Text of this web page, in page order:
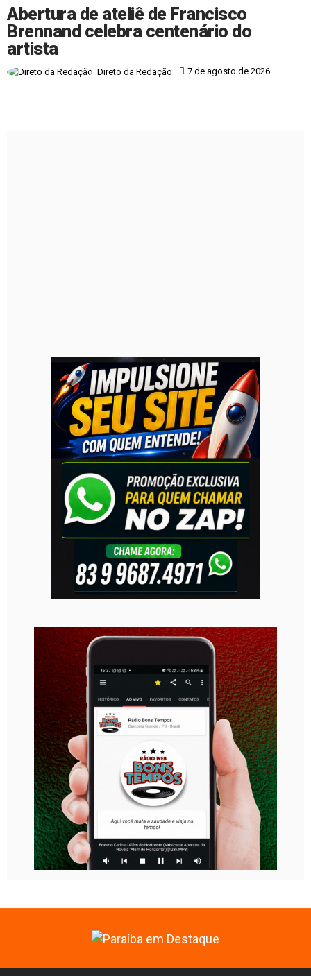
Abertura de ateliê de Francisco
Brennand celebra centenário do
artista
Direto da Redação 7 de agosto de 2026